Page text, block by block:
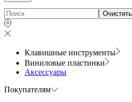
Очистить
Клавишные инструменты
Виниловые пластинки
Аксессуары
Покупателям